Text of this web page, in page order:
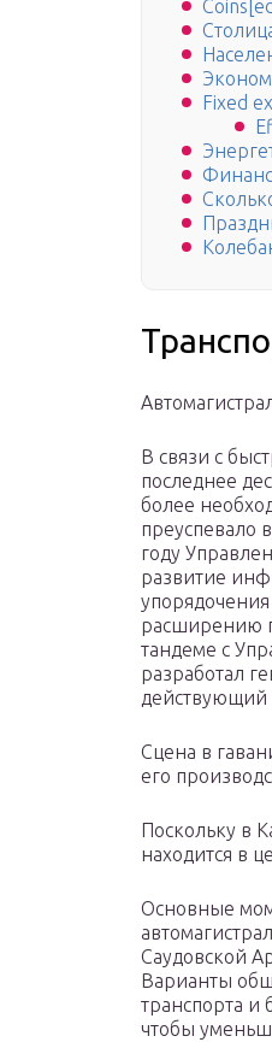
Fixed
В связи с
последнее
более
преуспевало
году
развитие
расширению
тандеме с
разработал
действующий
Сцена в
его
Поскольку в
находится в
Основные
Саудовской
Варианты
транспорта и
чтобы